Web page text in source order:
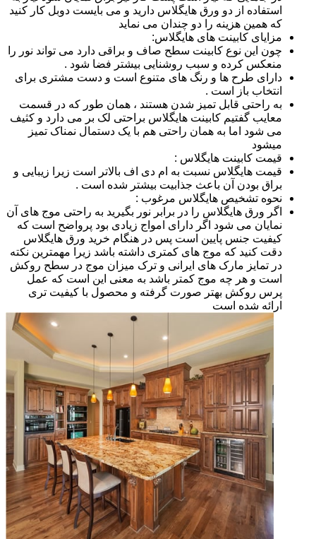
استفاده از دو ورق هایگلاس دارید و می بایست دوبل کار کنید
که همین هزینه را دو چندان می نماید
مزایای کابینت های هایگلاس:
چون این نوع کابینت سطح صاف و براقی دارد می تواند نور را
منعکس کرده و سبب روشنایی بیشتر فضا شود .
دارای طرح ها و رنگ های متنوع است و دست مشتری برای
انتخاب باز است .
به راحتی قابل تمیز شدن هستند ، همان طور که در قسمت
معایب گفتیم کابینت هایگلاس براحتی لک بر می دارد و کثیف
می شود اما به همان راحتی هم با یک دستمال نمناک تمیز
میشود
قیمت کابینت هایگلاس :
قیمت هایگلاس نسبت به ام دی اف بالاتر است زیرا زیبایی و
براق بودن آن باعث جذابیت بیشتر شده است .
نحوه تشخیص هایگلاس مرغوب :
اگر ورق هایگلاس را در برابر نور بگیرید به راحتی موج های آن
نمایان می شود اگر دارای امواج زیادی بود پرواضح است که
کیفیت جنس پایین است پس در هنگام خرید ورق هایگلاس
دقت کنید که موج های کمتری داشته باشد زیرا مهمترین نکته
در تمایز مارک های ایرانی و ترک میزان موج در سطح روکش
است و هر چه موج کمتر باشد به معنی این است که عمل
پرس روکش بهتر صورت گرفته و محصول با کیفیت تری
ارائه شده است